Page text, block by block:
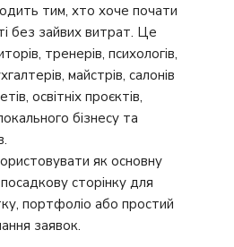
тим, хто хоче почати
без зайвих витрат. Це
тренерів, психологів,
майстрів, салонів
освітніх проєктів,
бізнесу та
як основну
посадкову сторінку для
портфоліо або простий
заявок.